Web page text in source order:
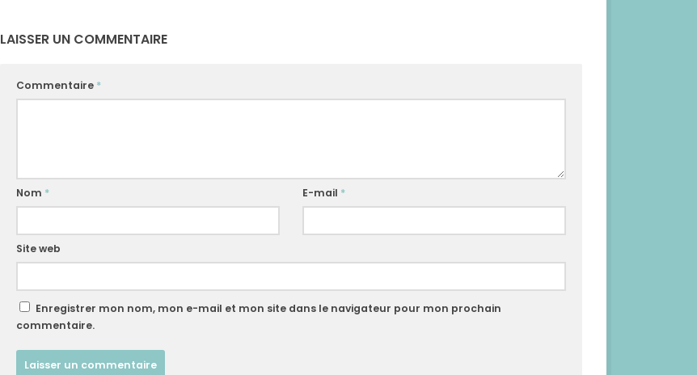
LAISSER UN COMMENTAIRE
Commentaire *
Nom * E-mail *
Site web
Enregistrer mon nom, mon e-mail et mon site dans le navigateur pour mon prochain
commentaire.